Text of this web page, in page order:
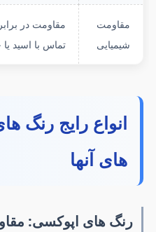
مقاومت
شیمیایی
مقاومت در برابر
تماس با اسید یا
انواع رایج رنگ
های آنها
رنگ های اپوکسی: